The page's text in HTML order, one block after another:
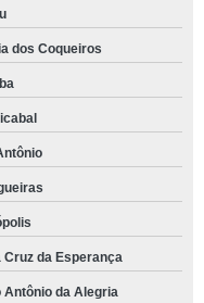
dos Coqueiros
Cruz da Esperança
Antônio da Alegria